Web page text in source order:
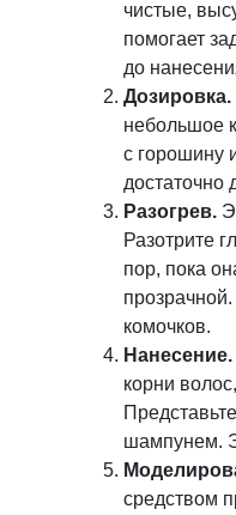
чистые,
помогает
до
Дозировка.
небольшое
с горошину
достаточно
Разогрев.
Разотрите
пор, пока
комочков.
Нанесение.
корни
шампунем.
средством